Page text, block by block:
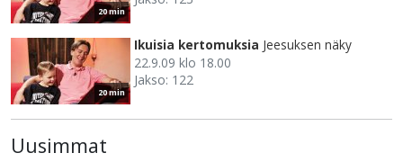
20 min
20 min
Ikuisia kertomuksia Jeesuksen näky
22.9.09 klo 18.00
Jakso: 122
Uusimmat